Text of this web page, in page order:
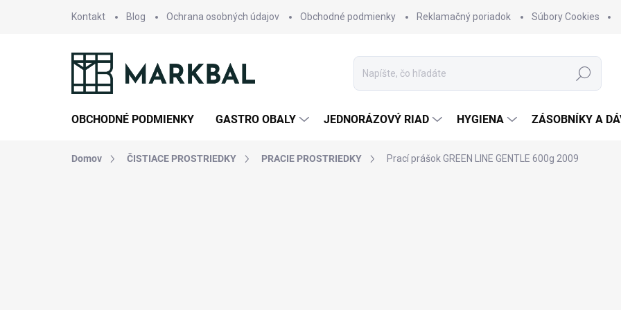
Kontakt Blog Ochrana osobných údajov Obchodné podmienky Reklamačný poriadok Súbory Cookies
Hľadať
OBCHODNÉ PODMIENKY GASTRO OBALY JEDNORÁZOVÝ RIAD HYGIENA ZÁSOBNÍKY A
Domov ČISTIACE PROSTRIEDKY PRACIE PROSTRIEDKY Prací prášok GREEN LINE GENTLE 600g 2009